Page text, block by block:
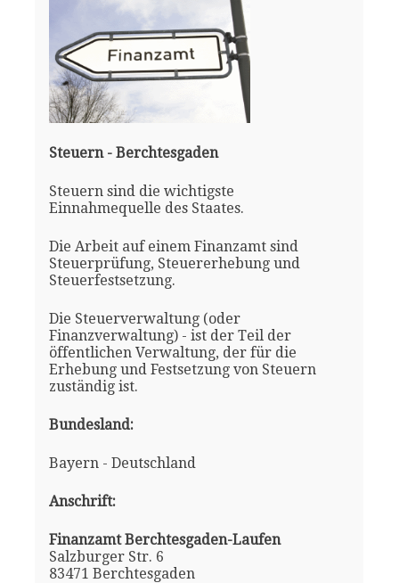
Steuern - Berchtesgaden
Steuern sind die wichtigste
Einnahmequelle des Staates.
Die Arbeit auf einem Finanzamt sind
Steuerprüfung, Steuererhebung und
Steuerfestsetzung.
Die Steuerverwaltung (oder
Finanzverwaltung) - ist der Teil der
öffentlichen Verwaltung, der für die
Erhebung und Festsetzung von Steuern
zuständig ist.
Bundesland:
Bayern - Deutschland
Anschrift:
Finanzamt Berchtesgaden-Laufen
Salzburger Str. 6
83471 Berchtesgaden